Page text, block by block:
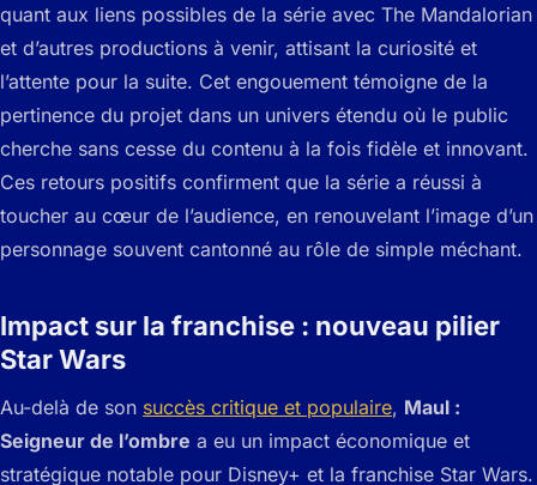
quant aux liens possibles de la série avec The Mandalorian
et d’autres productions à venir, attisant la curiosité et
l’attente pour la suite. Cet engouement témoigne de la
pertinence du projet dans un univers étendu où le public
cherche sans cesse du contenu à la fois fidèle et innovant.
Ces retours positifs confirment que la série a réussi à
toucher au cœur de l’audience, en renouvelant l’image d’un
personnage souvent cantonné au rôle de simple méchant.
Impact sur la franchise : nouveau pilier
Star Wars
Au-delà de son succès critique et populaire, Maul :
Seigneur de l’ombre a eu un impact économique et
stratégique notable pour Disney+ et la franchise Star Wars.